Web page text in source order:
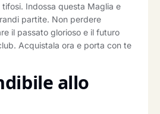
Indossa questa Maglia e
partite. Non perdere
il passato glorioso e il futuro
Acquistala ora e porta con te
allo